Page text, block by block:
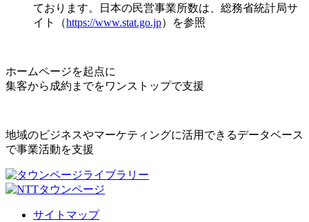
ております。日本の民営事業所数は、総務省統計局サ
イト（https://www.stat.go.jp）を参照
ホームページを起点に
集客から成約までをワンストップで支援
地域のビジネスやマーケティングに活用できるデータベース
で事業活動を支援
サイトマップ